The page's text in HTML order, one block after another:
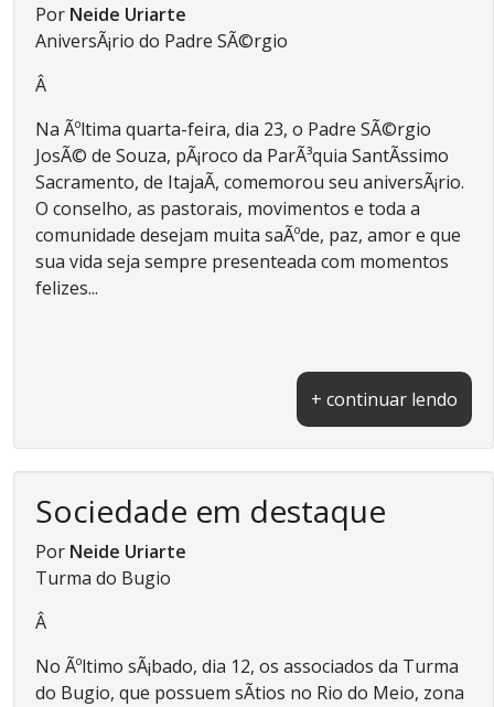
Por Neide Uriarte
AniversÃ¡rio do Padre SÃ©rgio
Â
Na Ãºltima quarta-feira, dia 23, o Padre SÃ©rgio
JosÃ© de Souza, pÃ¡roco da ParÃ³quia SantÃ­ssimo
Sacramento, de ItajaÃ­, comemorou seu aniversÃ¡rio.
O conselho, as pastorais, movimentos e toda a
comunidade desejam muita saÃºde, paz, amor e que
sua vida seja sempre presenteada com momentos
felizes...
+ continuar lendo
Sociedade em destaque
Por Neide Uriarte
Turma do Bugio
Â
No Ãºltimo sÃ¡bado, dia 12, os associados da Turma
do Bugio, que possuem sÃ­tios no Rio do Meio, zona